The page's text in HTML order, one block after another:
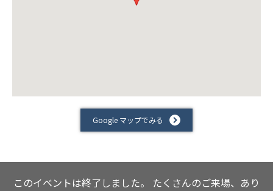
Google マップでみる
このイベントは終了しました。 たくさんのご来場、あり